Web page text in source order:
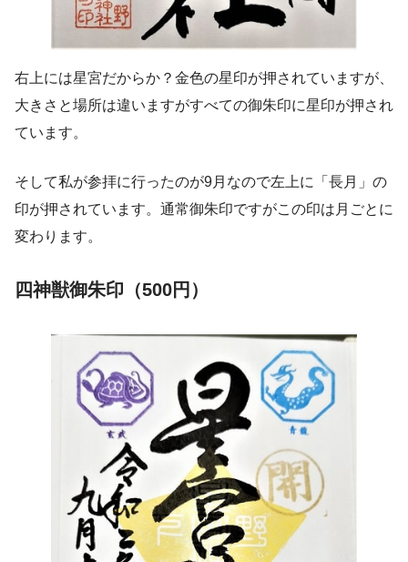
右上には星宮だからか？金色の星印が押されていますが、
大きさと場所は違いますがすべての御朱印に星印が押され
ています。
そして私が参拝に行ったのが9月なので左上に「長月」の
印が押されています。通常御朱印ですがこの印は月ごとに
変わります。
四神獣御朱印（500円）